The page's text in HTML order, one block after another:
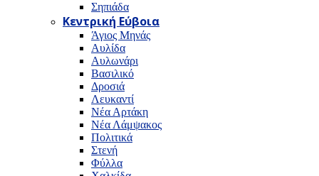
Σηπιάδα
Κεντρική Εύβοια
Άγιος Μηνάς
Αυλίδα
Αυλωνάρι
Βασιλικό
Δροσιά
Λευκαντί
Νέα Αρτάκη
Νέα Λάμψακος
Πολιτικά
Στενή
Φύλλα